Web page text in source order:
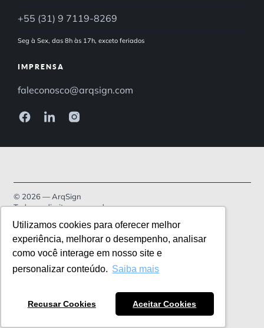
Utilizamos cookies para oferecer melhor
experiência, melhorar o desempenho, analisar
como você interage em nosso site e
personalizar conteúdo. Saiba mais
Recusar Cookies Aceitar Cookies
+55 (31) 9 7119-8269
Seg à Sex, das 8h às 17h, exceto feriados
IMPRENSA
faleconosco@arqsign.com
© 2026 — ArqSign
Todos os direitos reservados.
Política de Privacidade
Termos de serviço